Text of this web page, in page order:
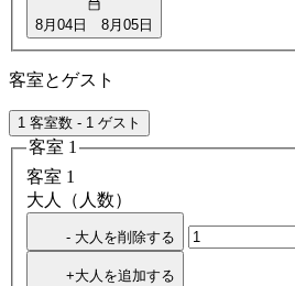
8月04日 8月05日
客室とゲスト
1 客室数 - 1 ゲスト
客室 1
客室 1
大人（人数）
- 大人を削除する
+大人を追加する